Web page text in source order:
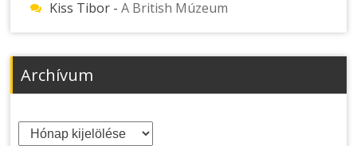
Kiss Tibor -A British Múzeum
Archívum
Archívum